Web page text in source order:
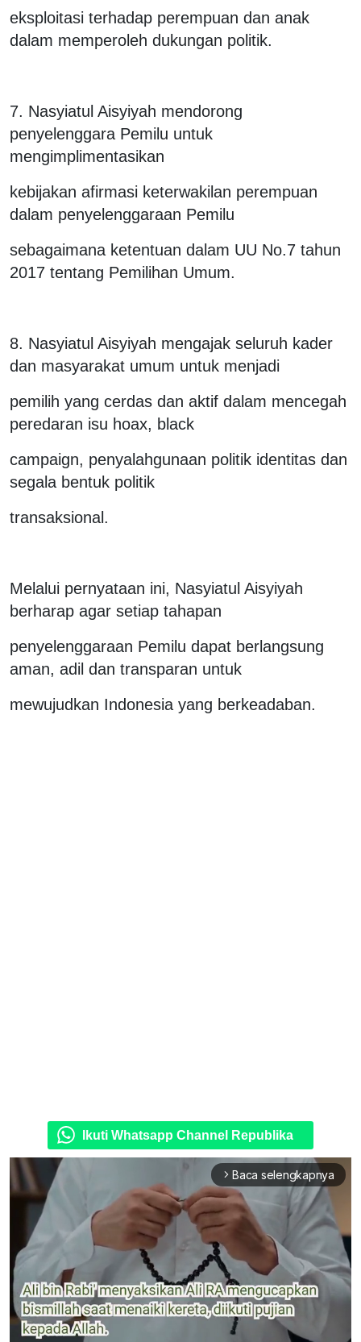
eksploitasi terhadap perempuan dan anak
dalam memperoleh dukungan politik.
7. Nasyiatul Aisyiyah mendorong
penyelenggara Pemilu untuk
mengimplimentasikan
kebijakan afirmasi keterwakilan perempuan
dalam penyelenggaraan Pemilu
sebagaimana ketentuan dalam UU No.7 tahun
2017 tentang Pemilihan Umum.
8. Nasyiatul Aisyiyah mengajak seluruh kader
dan masyarakat umum untuk menjadi
pemilih yang cerdas dan aktif dalam mencegah
peredaran isu hoax, black
campaign, penyalahgunaan politik identitas dan
segala bentuk politik
transaksional.
Melalui pernyataan ini, Nasyiatul Aisyiyah
berharap agar setiap tahapan
penyelenggaraan Pemilu dapat berlangsung
aman, adil dan transparan untuk
mewujudkan Indonesia yang berkeadaban.
Ikuti Whatsapp Channel Republika
arrow_forward_ios Baca selengkapnya